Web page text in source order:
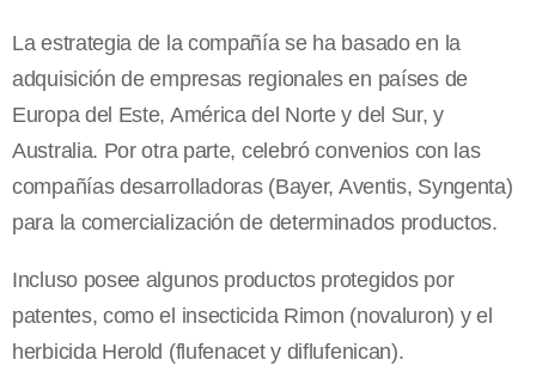
La estrategia de la compañía se ha basado en la
adquisición de empresas regionales en países de
Europa del Este, América del Norte y del Sur, y
Australia. Por otra parte, celebró convenios con las
compañías desarrolladoras (Bayer, Aventis, Syngenta)
para la comercialización de determinados productos.
Incluso posee algunos productos protegidos por
patentes, como el insecticida Rimon (novaluron) y el
herbicida Herold (flufenacet y diflufenican).